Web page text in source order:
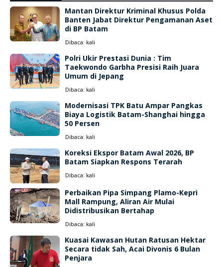
Mantan Direktur Kriminal Khusus Polda
Banten Jabat Direktur Pengamanan Aset
di BP Batam
Dibaca: kali
Polri Ukir Prestasi Dunia : Tim
Taekwondo Garbha Presisi Raih Juara
Umum di Jepang
Dibaca: kali
Modernisasi TPK Batu Ampar Pangkas
Biaya Logistik Batam-Shanghai hingga
50 Persen
Dibaca: kali
Koreksi Ekspor Batam Awal 2026, BP
Batam Siapkan Respons Terarah
Dibaca: kali
Perbaikan Pipa Simpang Plamo-Kepri
Mall Rampung, Aliran Air Mulai
Didistribusikan Bertahap
Dibaca: kali
Kuasai Kawasan Hutan Ratusan Hektar
Secara tidak Sah, Acai Divonis 6 Bulan
Penjara